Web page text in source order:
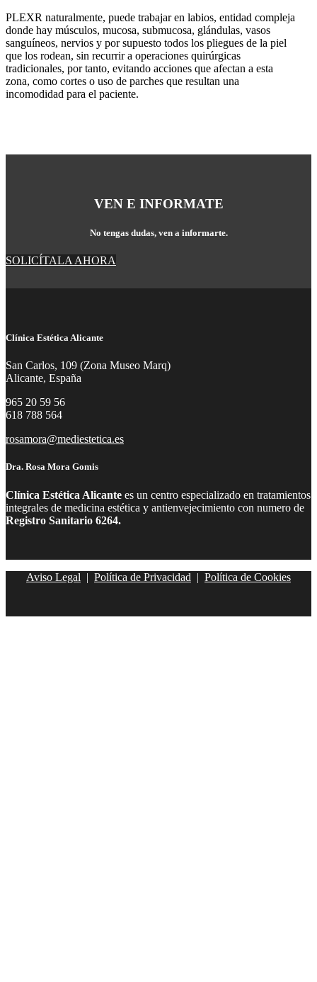
PLEXR naturalmente, puede trabajar en labios, entidad compleja
donde hay músculos, mucosa, submucosa, glándulas, vasos
sanguíneos, nervios y por supuesto todos los pliegues de la piel
que los rodean, sin recurrir a operaciones quirúrgicas
tradicionales, por tanto, evitando acciones que afectan a esta
zona, como cortes o uso de parches que resultan una
incomodidad para el paciente.
VEN E INFORMATE
No tengas dudas, ven a informarte.
SOLICÍTALA AHORA
Clínica Estética Alicante
San Carlos, 109 (Zona Museo Marq)
Alicante, España
965 20 59 56
618 788 564
rosamora@mediestetica.es
Dra. Rosa Mora Gomis
Clínica Estética Alicante es un centro especializado en tratamientos
integrales de medicina estética y antienvejecimiento con numero de
Registro Sanitario 6264.
Aviso Legal | Política de Privacidad | Política de Cookies